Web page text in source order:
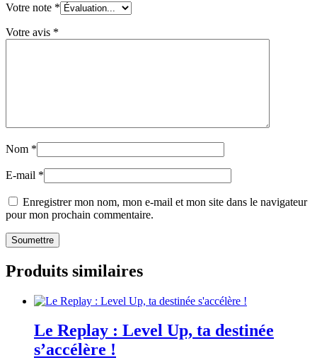
Votre note *
Votre avis *
Nom *
E-mail *
Enregistrer mon nom, mon e-mail et mon site dans le navigateur
pour mon prochain commentaire.
Produits similaires
Le Replay : Level Up, ta destinée
s’accélère !